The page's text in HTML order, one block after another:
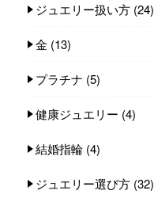
ジュエリー扱い方 (24)
金 (13)
プラチナ (5)
健康ジュエリー (4)
結婚指輪 (4)
ジュエリー選び方 (32)